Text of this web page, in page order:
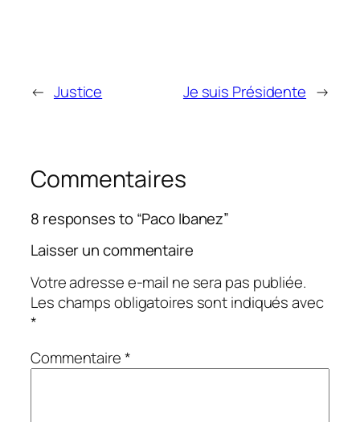
← Justice Je suis Présidente →
Commentaires
8 responses to “Paco Ibanez”
Laisser un commentaire
Votre adresse e-mail ne sera pas publiée.
Les champs obligatoires sont indiqués avec
*
Commentaire*